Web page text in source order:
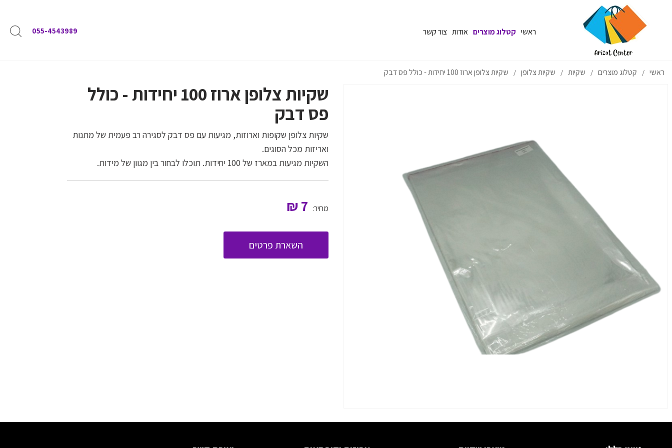
ראשי קטלוג מוצרים אודות צור קשר 055-4543989
ראשי / קטלוג מוצרים / שקיות / שקיות צלופן / שקיות צלופן ארוז 100 יחידות - כולל פס דבק
שקיות צלופן ארוז 100 יחידות - כולל
פס דבק
שקיות צלופן שקופות וארוזות, מגיעות עם פס דבק לסגירה רב פעמית של מתנות
ואריזות מכל הסוגים.
השקיות מגיעות במארז של 100 יחידות. תוכלו לבחור בין מגוון של מידות.
מחיר: 7
₪
השארת פרטים